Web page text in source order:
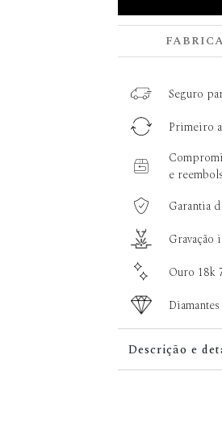
Seguro
Primeiro
e
Garantia
Gravação
Ouro 18k
Descrição e